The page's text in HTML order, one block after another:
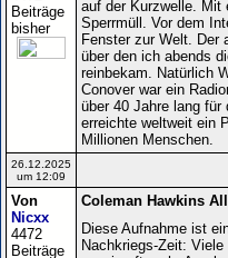
Beiträge
bisher
auf der Kurzwelle. Mit
Sperrmüll. Vor dem
Fenster zur Welt. Der
über den ich abends
reinbekam. Natürlich
Conover war ein
über 40 Jahre lang
erreichte weltweit ein
Millionen Menschen.
26.12.2025
um 12:09
Von
Nicxx
4472
Beiträge
Coleman Hawkins
Diese Aufnahme ist
Nachkriegs‑Zeit: